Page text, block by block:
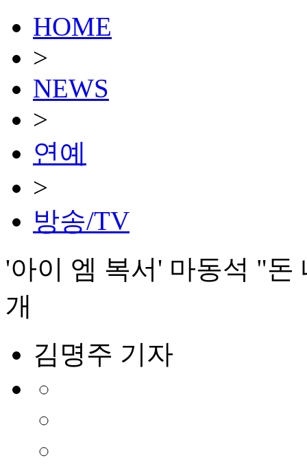
HOME
>
NEWS
>
연예
>
방송/TV
'아이 엠 복서' 마동석 "
개
김명주 기자